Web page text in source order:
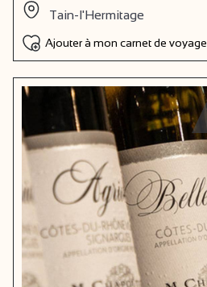
Tain-l'Hermitage
Ajouter à mon carnet de voyage